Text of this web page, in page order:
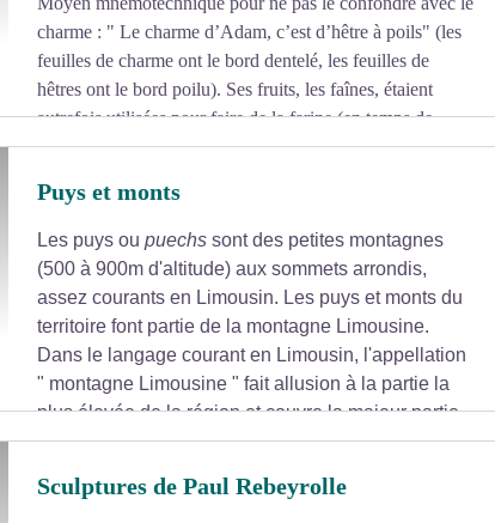
écran
charme : " Le charme d’Adam, c’est d’hêtre à poils" (les
feuilles de charme ont le bord dentelé, les feuilles de
hêtres ont le bord poilu). Ses fruits, les faînes, étaient
autrefois utilisées pour faire de la farine (en temps de
pour l'éclairage.
Puys et monts
Les puys ou puechs sont des petites montagnes
(500 à 900m d'altitude) aux sommets arrondis,
assez courants en Limousin. Les puys et monts du
territoire font partie de la montagne Limousine.
Dans le langage courant en Limousin, l'appellation
" montagne Limousine " fait allusion à la partie la
plus élevée de la région et couvre la majeur partie
le massif des Monédières et le plateau de la
Sculptures de Paul Rebeyrolle